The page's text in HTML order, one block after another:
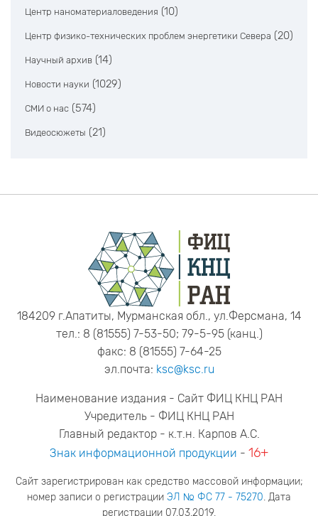
Центр наноматериаловедения (10)
Центр физико-технических проблем энергетики Севера (20)
Научный архив (14)
Новости науки (1029)
СМИ о нас (574)
Видеосюжеты (21)
184209 г.Апатиты, Мурманская обл., ул.Ферсмана, 14
тел.: 8 (81555) 7-53-50; 79-5-95 (канц.)
факс: 8 (81555) 7-64-25
эл.почта: ksc@ksc.ru
Наименование издания - Сайт ФИЦ КНЦ РАН
Учредитель - ФИЦ КНЦ РАН
Главный редактор - к.т.н. Карпов А.С.
Знак информационной продукции - 16+
Сайт зарегистрирован как средство массовой информации;
номер записи о регистрации ЭЛ № ФС 77 - 75270. Дата
регистрации 07.03.2019.